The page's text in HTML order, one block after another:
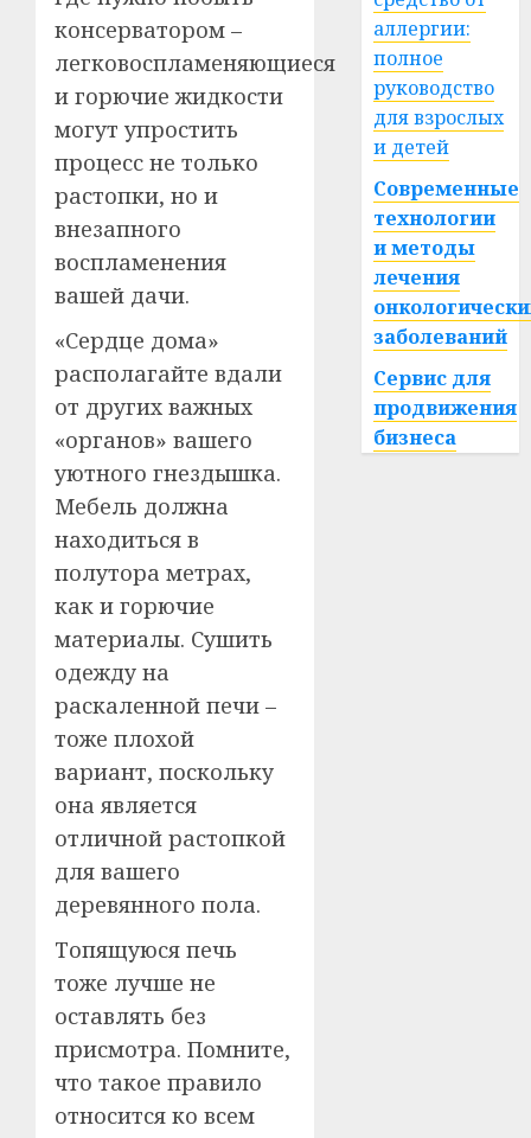
консерватором –
легковоспламеняющиеся
и горючие жидкости
могут упростить
процесс не только
растопки, но и
внезапного
воспламенения
вашей дачи.
«Сердце дома»
располагайте вдали
от других важных
«органов» вашего
уютного гнездышка.
Мебель должна
находиться в
полутора метрах,
как и горючие
материалы. Сушить
одежду на
раскаленной печи –
тоже плохой
вариант, поскольку
она является
отличной растопкой
для вашего
деревянного пола.
Топящуюся печь
тоже лучше не
оставлять без
присмотра. Помните,
что такое правило
относится ко всем
аллергии:
полное
руководство
для взрослых
и детей
Современные
технологии
и методы
лечения
заболеваний
Сервис для
продвижения
бизнеса